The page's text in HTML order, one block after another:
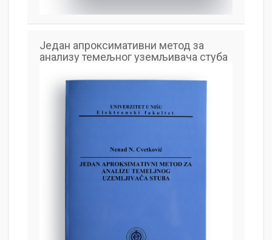
Један апроксимативни метод за
анализу темељног уземљивача стуба